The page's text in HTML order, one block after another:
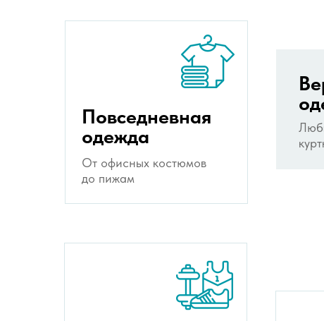
Повседневная
одежда
От офисных костюмов
до пижам